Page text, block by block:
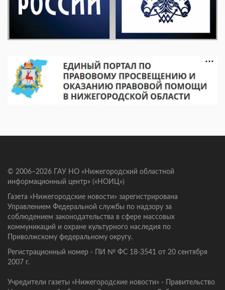
© 2006–2026 ГАУ НО «Нижегородский областной
информационный центр» («НОИЦ»)
Газета «Нижегородские новости» зарегистрирована
Управлением Федеральной службы по надзору за
соблюдением законодательства в сфере массовых
коммуникаций и охране культурного наследия по
Приволжскому федеральному округу.
Регистрационный номер - ПИ № ФС 18-3541 от 20 сентября
2007 г.
Учредители газеты «Нижегородские новости» - Правительство